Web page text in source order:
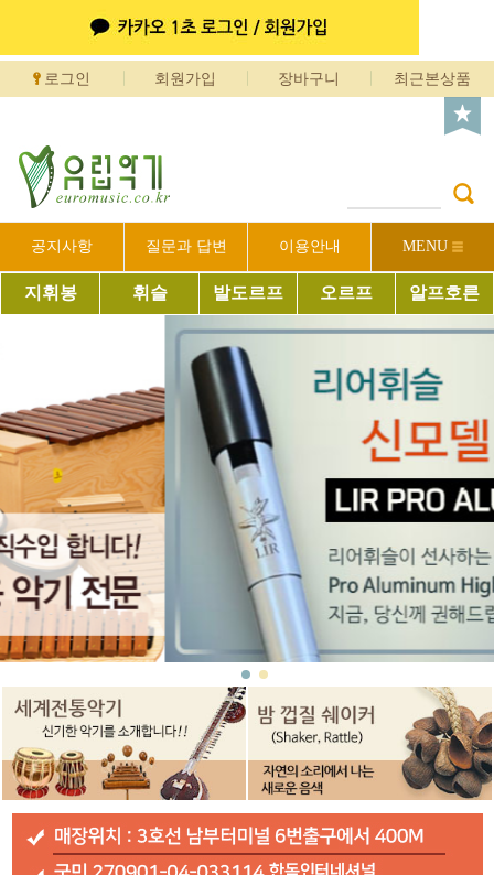
로그인 회원가입 장바구니 최근본상품
공지사항 질문과 답변 이용안내 MENU
지휘봉 휘슬 발도르프 오르프 알프호른